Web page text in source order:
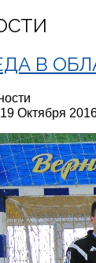
В
19 Октября